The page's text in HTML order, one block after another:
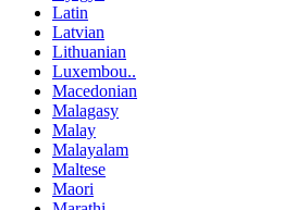
Latin
Latvian
Lithuanian
Luxembou..
Macedonian
Malagasy
Malay
Malayalam
Maltese
Maori